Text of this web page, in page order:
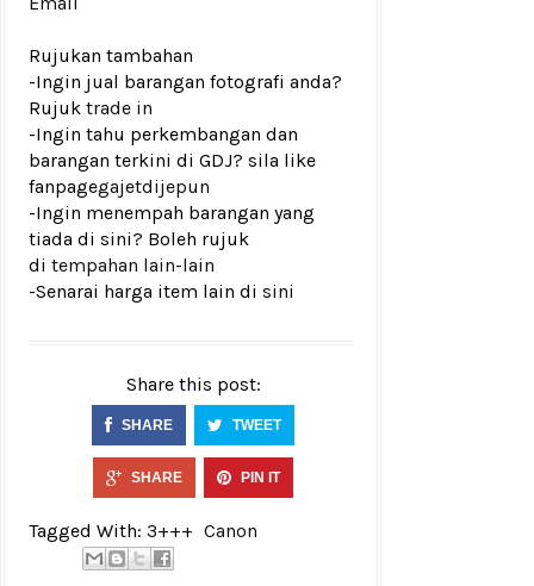
Rujukan tambahan
-Ingin jual barangan fotografi anda?
Rujuk trade in
-Ingin tahu perkembangan dan
barangan terkini di GDJ? sila like
fanpagegajetdijepun
-Ingin menempah barangan yang
tiada di sini? Boleh rujuk
di tempahan lain-lain
-Senarai harga item lain di sini
Share this post:
SHARE TWEET
SHARE PIN IT
Tagged With: 3+++ Canon